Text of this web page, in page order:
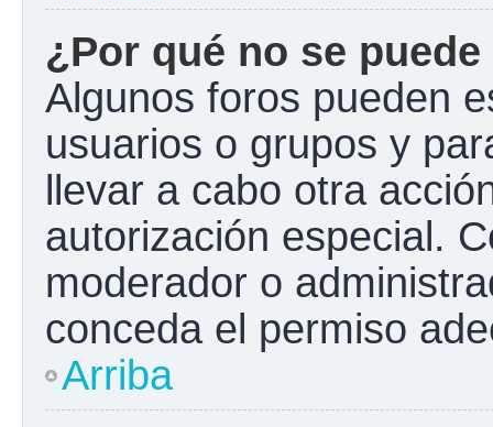
¿Por qué no se
Algunos foros pueden
usuarios o grupos y
llevar a cabo otra
autorización especial.
moderador o
conceda el permiso
Arriba